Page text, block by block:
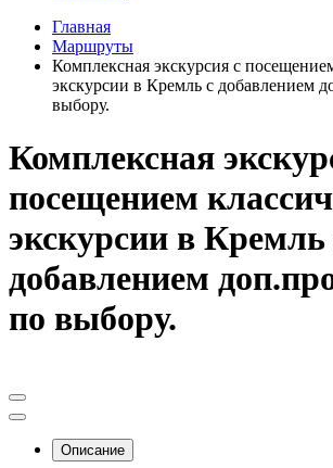
Главная
Маршруты
Комплексная экскурсия с
экскурсии в Кремль с добавлением
выбору.
Комплексная
посещением
экскурсии в Кремль
добавлением
по выбору.
Описание